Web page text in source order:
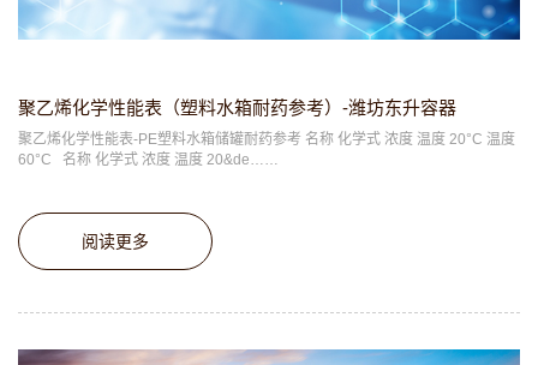
聚乙烯化学性能表（塑料水箱耐药参考）-潍坊东升容器
聚乙烯化学性能表-PE塑料水箱储罐耐药参考 名称 化学式 浓度 温度 20°C 温度
60°C 名称 化学式 浓度 温度 20&de……
阅读更多